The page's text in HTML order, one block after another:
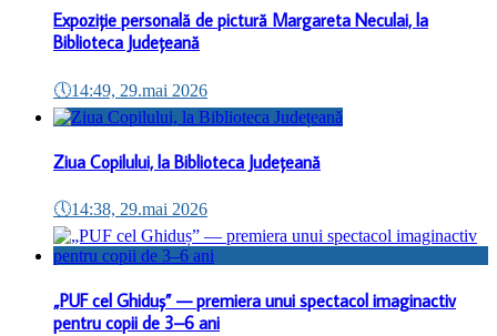
Expoziție personală de pictură Margareta Neculai, la
Biblioteca Județeană
🕔14:49, 29.mai 2026
Ziua Copilului, la Biblioteca Județeană
🕔14:38, 29.mai 2026
„PUF cel Ghiduș” — premiera unui spectacol imaginactiv
pentru copii de 3–6 ani